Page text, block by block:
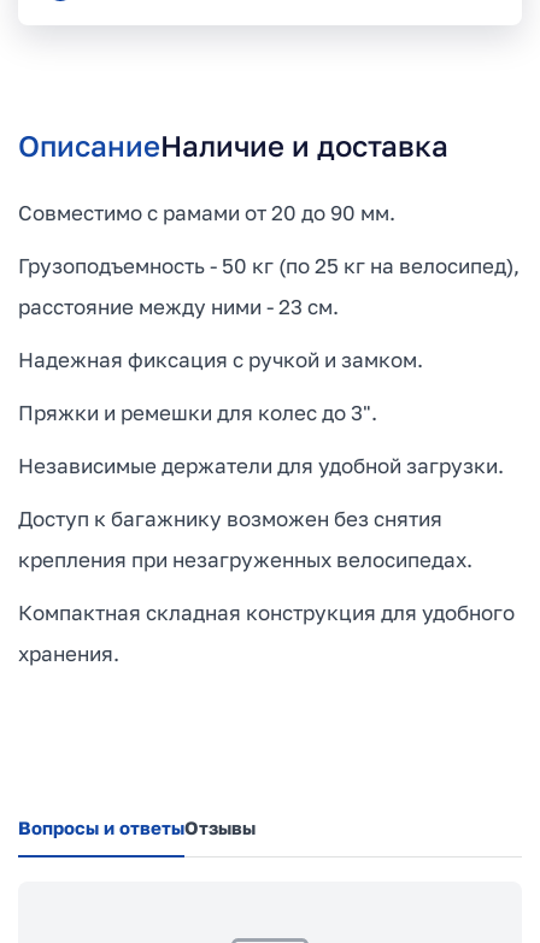
ОписаниеНаличие и доставка
Совместимо с рамами от 20 до 90 мм.
Грузоподъемность - 50 кг (по 25 кг на велосипед),
расстояние между ними - 23 см.
Надежная фиксация с ручкой и замком.
Пряжки и ремешки для колес до 3".
Независимые держатели для удобной загрузки.
Доступ к багажнику возможен без снятия
крепления при незагруженных велосипедах.
Компактная складная конструкция для удобного
хранения.
Вопросы и ответыОтзывы